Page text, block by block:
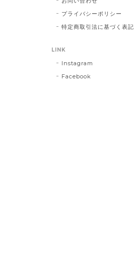
プライバシーポリシー
特定商取引法に基づく表記
LINK
Instagram
Facebook